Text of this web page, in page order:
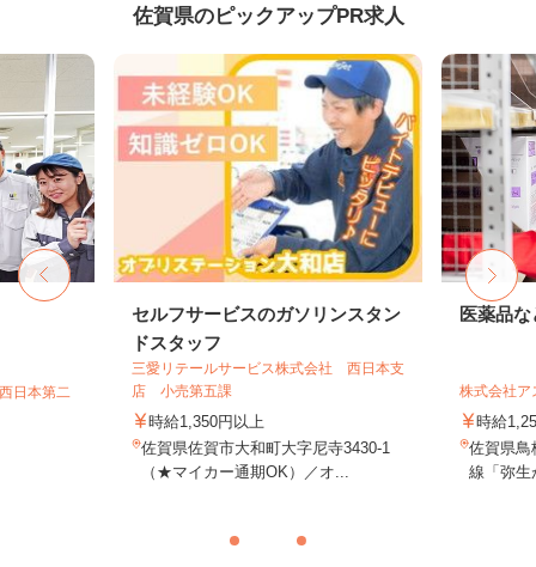
佐賀県のピックアップPR求人
日本第二
セルフサービスのガソリンスタン
ドスタッフ
三愛リテールサービス株式会社 西日本支
店 小売第五課
時給1,350円以上
佐賀県佐賀市大和町大字尼寺3430-1
（★マイカー通期OK）／オ...
医薬品
株式会社
時給
佐賀県鳥
線「弥生